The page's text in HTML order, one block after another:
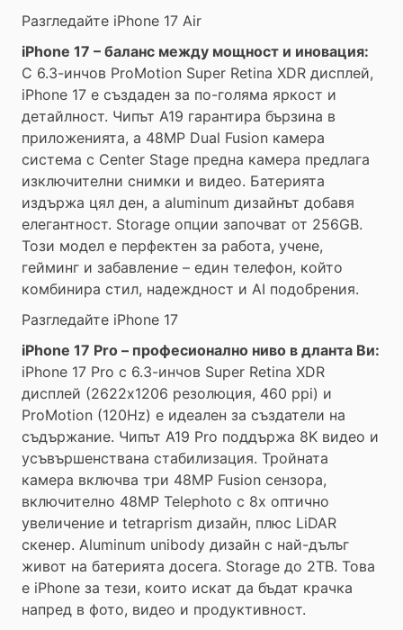
Разгледайте iPhone 17 Air
iPhone 17 – баланс между мощност и иновация:
С 6.3-инчов ProMotion Super Retina XDR дисплей,
iPhone 17 е създаден за по-голяма яркост и
детайлност. Чипът A19 гарантира бързина в
приложенията, а 48MP Dual Fusion камера
система с Center Stage предна камера предлага
изключителни снимки и видео. Батерията
издържа цял ден, а aluminum дизайнът добавя
елегантност. Storage опции започват от 256GB.
Този модел е перфектен за работа, учене,
гейминг и забавление – един телефон, който
комбинира стил, надеждност и AI подобрения.
Разгледайте iPhone 17
iPhone 17 Pro – професионално ниво в дланта Ви:
iPhone 17 Pro с 6.3-инчов Super Retina XDR
дисплей (2622x1206 резолюция, 460 ppi) и
ProMotion (120Hz) е идеален за създатели на
съдържание. Чипът A19 Pro поддържа 8K видео и
усъвършенствана стабилизация. Тройната
камера включва три 48MP Fusion сензора,
включително 48MP Telephoto с 8x оптично
увеличение и tetraprism дизайн, плюс LiDAR
скенер. Aluminum unibody дизайн с най-дълъг
живот на батерията досега. Storage до 2TB. Това
е iPhone за тези, които искат да бъдат крачка
напред в фото, видео и продуктивност.